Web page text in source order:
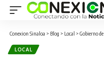
Conexion Sinaloa > Blog > Local > Gobierno de
LOCAL